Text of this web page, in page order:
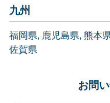
九州
福岡県 鹿児島県 熊本
佐賀県
お問